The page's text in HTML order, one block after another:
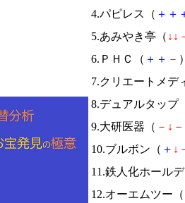
4.パピレス（ ＋ ＋
5.あみやき亭（ ↓ ↓
6.ＰＨＣ（ ＋ ＋ －
7.クリエートメデ
8.デュアルタップ
9.大研医器（ － ↓ －
10.ブルボン（ ＋ ↓
11.鉄人化ホール
12.オーエムツー（